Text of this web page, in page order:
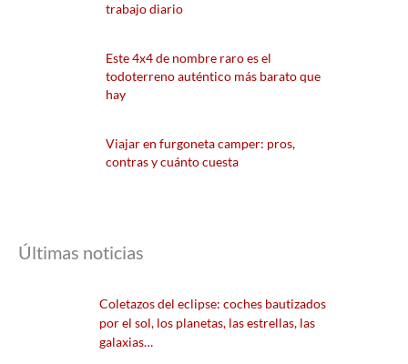
trabajo diario
Este 4x4 de nombre raro es el
todoterreno auténtico más barato que
hay
Viajar en furgoneta camper: pros,
contras y cuánto cuesta
Últimas noticias
Coletazos del eclipse: coches bautizados
por el sol, los planetas, las estrellas, las
galaxias…